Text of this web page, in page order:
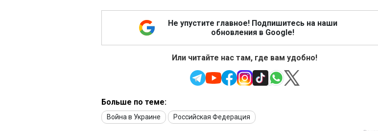
Не упустите главное! Подпишитесь на наши
обновления в Google!
Или читайте нас там, где вам удобно!
Больше по теме:
Война в Украине Российская Федерация